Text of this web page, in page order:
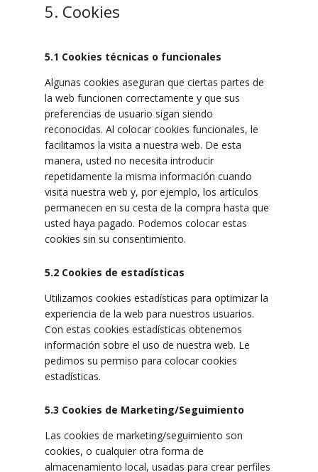
5. Cookies
5.1 Cookies técnicas o funcionales
Algunas cookies aseguran que ciertas partes de
la web funcionen correctamente y que sus
preferencias de usuario sigan siendo
reconocidas. Al colocar cookies funcionales, le
facilitamos la visita a nuestra web. De esta
manera, usted no necesita introducir
repetidamente la misma información cuando
visita nuestra web y, por ejemplo, los artículos
permanecen en su cesta de la compra hasta que
usted haya pagado. Podemos colocar estas
cookies sin su consentimiento.
5.2 Cookies de estadísticas
Utilizamos cookies estadísticas para optimizar la
experiencia de la web para nuestros usuarios.
Con estas cookies estadísticas obtenemos
información sobre el uso de nuestra web. Le
pedimos su permiso para colocar cookies
estadísticas.
5.3 Cookies de Marketing/Seguimiento
Las cookies de marketing/seguimiento son
cookies, o cualquier otra forma de
almacenamiento local, usadas para crear perfiles